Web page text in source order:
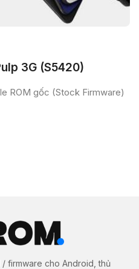
3G (S5420)
ROM gốc (Stock Firmware)
/ firmware cho Android, thủ